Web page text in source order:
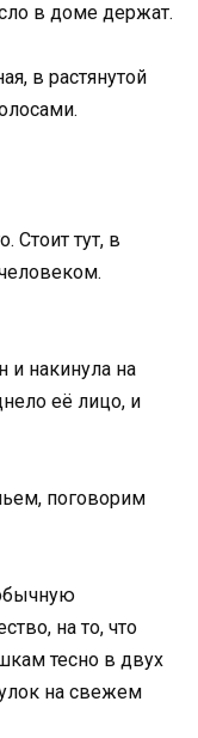
в доме держат.
в растянутой
Стоит тут, в
и накинула на
её лицо, и
поговорим
на то, что
тесно в двух
на свежем